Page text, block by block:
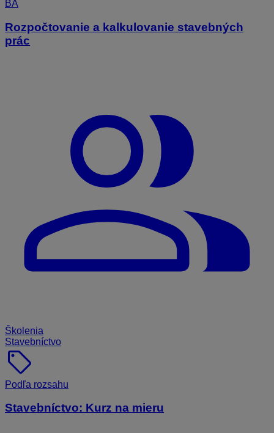
BA
Rozpočtovanie a kalkulovanie stavebných
prác
Školenia
Stavebníctvo
sell
Podľa rozsahu
Stavebníctvo: Kurz na mieru